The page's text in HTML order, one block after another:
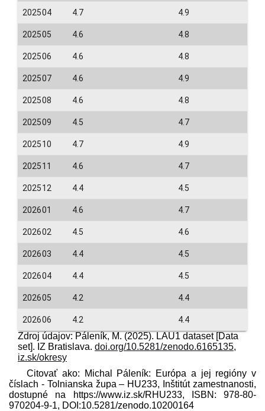
202504 4.7 4.9
202505 4.6 4.8
202506 4.6 4.8
202507 4.6 4.9
202508 4.6 4.8
202509 4.5 4.7
202510 4.7 4.9
202511 4.6 4.7
202512 4.4 4.5
202601 4.6 4.7
202602 4.5 4.6
202603 4.4 4.5
202604 4.4 4.5
202605 4.2 4.4
202606 4.2 4.4
Zdroj údajov: Páleník, M. (2025). LAU1 dataset [Data
set]. IZ Bratislava. doi.org/10.5281/zenodo.6165135,
iz.sk/okresy
Citovať ako: Michal Páleník: Európa a jej regióny v
číslach - Tolnianska župa – HU233, Inštitút zamestnanosti,
dostupné na https://www.iz.sk/​RHU233, ISBN: 978-80-
970204-9-1, DOI:10.5281/zenodo.10200164